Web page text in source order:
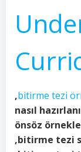
,bitirme tezi
nasıl
önsöz
,bitirme tezi